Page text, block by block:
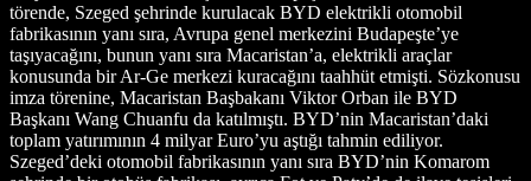
törende, Szeged şehrinde kurulacak BYD elektrikli otomobil
fabrikasının yanı sıra, Avrupa genel merkezini Budapeşte’ye
taşıyacağını, bunun yanı sıra Macaristan’a, elektrikli araçlar
konusunda bir Ar-Ge merkezi kuracağını taahhüt etmişti. Sözkonusu
imza törenine, Macaristan Başbakanı Viktor Orban ile BYD
Başkanı Wang Chuanfu da katılmıştı. BYD’nin Macaristan’daki
toplam yatırımının 4 milyar Euro’yu aştığı tahmin ediliyor.
Szeged’deki otomobil fabrikasının yanı sıra BYD’nin Komarom